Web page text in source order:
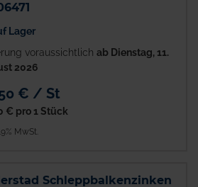
Lager
voraussichtlich ab Dienstag, 11.
2026
€ / St
€ pro 1 Stück
MwSt.
Schleppbalkenzinken